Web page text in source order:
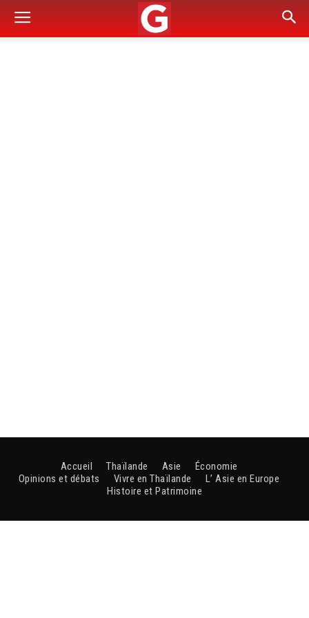
Accueil Thaïlande Asie
Économie
Opinions et débats
Vivre en Thaïlande
L’ Asie en Europe
Histoire et Patrimoine